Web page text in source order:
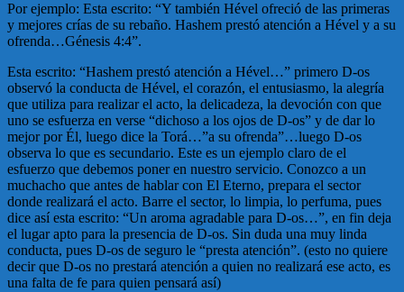
Por ejemplo: Esta escrito: “Y también Hével ofreció de las primeras
y mejores crías de su rebaño. Hashem prestó atención a Hével y a su
ofrenda…Génesis 4:4”.
Esta escrito: “Hashem prestó atención a Hével…” primero D-os
observó la conducta de Hével, el corazón, el entusiasmo, la alegría
que utiliza para realizar el acto, la delicadeza, la devoción con que
uno se esfuerza en verse “dichoso a los ojos de D-os” y de dar lo
mejor por Él, luego dice la Torá…”a su ofrenda”…luego D-os
observa lo que es secundario. Este es un ejemplo claro de el
esfuerzo que debemos poner en nuestro servicio. Conozco a un
muchacho que antes de hablar con El Eterno, prepara el sector
donde realizará el acto. Barre el sector, lo limpia, lo perfuma, pues
dice así esta escrito: “Un aroma agradable para D-os…”, en fin deja
el lugar apto para la presencia de D-os. Sin duda una muy linda
conducta, pues D-os de seguro le “presta atención”. (esto no quiere
decir que D-os no prestará atención a quien no realizará ese acto, es
una falta de fe para quien pensará así)